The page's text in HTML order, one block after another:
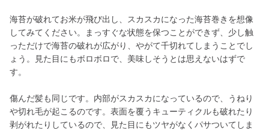
海苔が破れてお米が飛び出し、スカスカになった海苔巻きを想像
してみてください。まっすぐな状態を保つことができず、少し触
っただけで海苔の破れが広がり、やがて千切れてしまうことでし
ょう。見た目にもボロボロで、美味しそうとは思えないはずで
す。
傷んだ髪も同じです。内部がスカスカになっているので、うねり
や切れ毛が起こるのです。表面を覆うキューティクルも破れたり
剥がれたりしているので、見た目にもツヤがなくパサついてしま